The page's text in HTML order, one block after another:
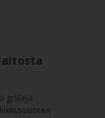
grillejä